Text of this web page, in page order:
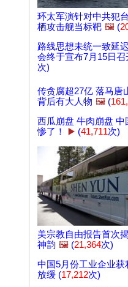
环太军演针对中共犯
栖攻击舰当标靶 🖼️ (
路线思想未统一致延
会终于宣布7月15日召
次)
传贪腐超27亿 落马唐
背后有大人物 🖼️ (
西瓜崩盘 牛肉崩盘 中
惨了！
▶️ (41,711次)
美宗教自由报告首次
神韵 🖼️ (21,364次)
中国5月份工业企业获
放缓 (17,212次)